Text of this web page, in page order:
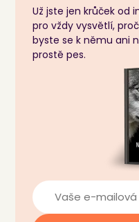
Už jste jen krůček od
pro vždy vysvětlí,
byste se k němu ani
prostě pes.